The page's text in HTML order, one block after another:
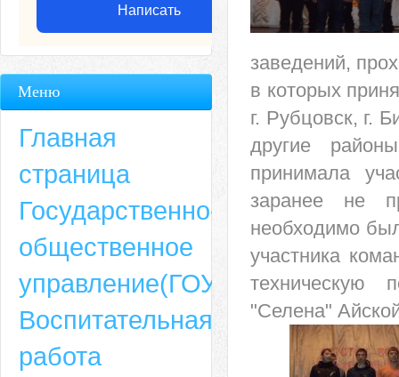
Адрес
659635, Алтайский край, Алтайский район, село Ая, ул. Школьная 11.
6-49, электронный адрес: aja_70@mail.ru
заведений,
в которых
г. Рубцовск, г.
другие
принимала
заранее не
необходимо
участника
техническую
"Селена"
Написать
Меню
Главная
страница
Государственно-
общественное
управление(ГОУ)
Воспитательная
работа